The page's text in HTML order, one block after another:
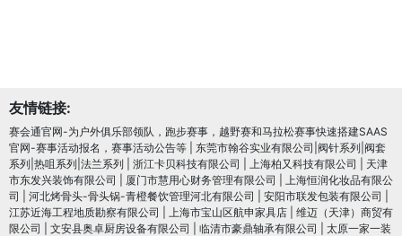
友情链接:
赛会通官网-为户外俱乐部领队，跑步赛事，越野赛和马拉松赛事快速搭建SAAS
官网-赛事活动报名，赛事活动公告等
东莞市翰谷实业有限公司|阀针系列|阀套
系列|热咀系列|法兰系列
浙江卡贝科技有限公司 上海柏又科技有限公司
天津
市东发兴装饰有限公司
厦门市慧用心财务管理有限公司
上海恒润化妆品有限公
司
河北烤骨头-骨头锅-青橙餐饮管理河北有限公司 安阳市联发包装有限公司
江苏近海工程地质勘察有限公司
上海市宝山区航申家具店
维迈（天津）商贸有
限公司
文安县奥卓厨房设备有限公司 临清市豪鼎轴承有限公司
太原一家一装